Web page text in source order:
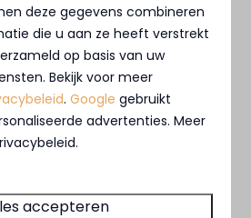
je een kantine met een
kunt genieten van de
van een hapje en een
met daarnaast een
voor kinderen, ligt perfect
avondzon.
deze gegevens combineren
die u aan ze heeft verstrekt
op basis van uw
Bekijk voor meer
.Google gebruikt
advertenties. Meer
accepteren